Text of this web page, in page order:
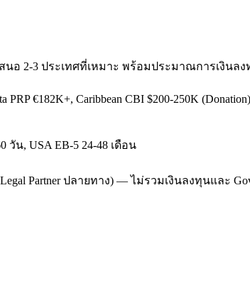
นอ 2-3 ประเทศที่เหมาะ พร้อมประมาณการเงินล
€182K+, Caribbean CBI $200-250K
วัน, USA EB-5 24-48 เดือน
Partner ปลายทาง) — ไม่รวมเงินลงทุนและ